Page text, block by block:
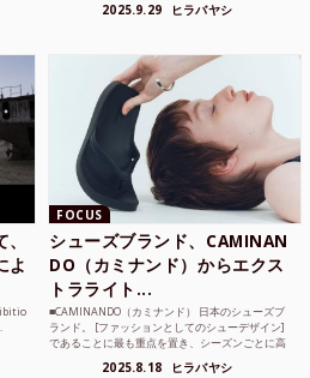
2025.9.29 ヒラバヤシ
よ
FOCUS
シューズブランド、CAMINAN
DO（カミナンド）からエクス
トラライト...
■CAMINANDO（カミナンド） 日本のシューズブ
ランド。 [ファッションとしてのシューデザイン]
であることに最も重点を置き、シーズンごとに高
2025.8.18 ヒラバヤシ